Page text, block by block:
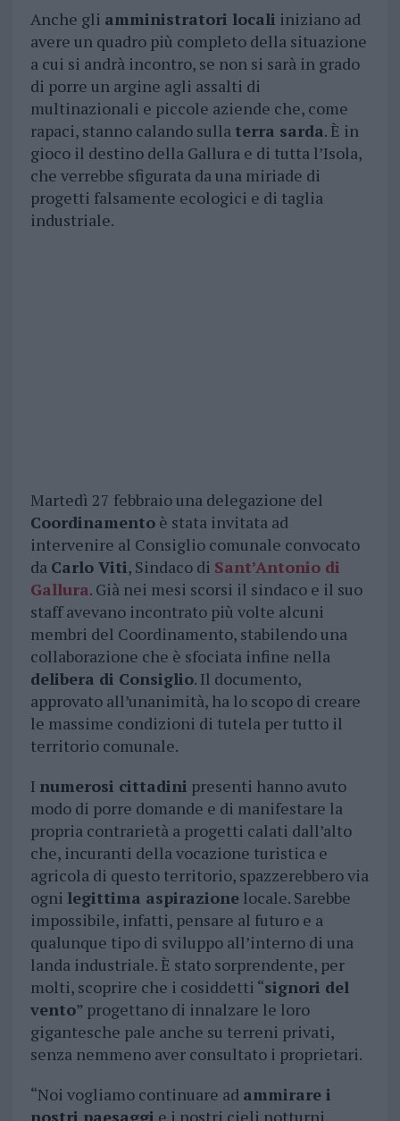
Anche gli amministratori locali iniziano ad
avere un quadro più completo della situazione
a cui si andrà incontro, se non si sarà in grado
di porre un argine agli assalti di
multinazionali e piccole aziende che, come
rapaci, stanno calando sulla terra sarda. È in
gioco il destino della Gallura e di tutta l’Isola,
che verrebbe sfigurata da una miriade di
progetti falsamente ecologici e di taglia
industriale.
Martedì 27 febbraio una delegazione del
Coordinamentoè stata invitata ad
intervenire al Consiglio comunale convocato
da Carlo Viti, Sindaco di Sant’Antonio di
Gallura. Già nei mesi scorsi il sindaco e il suo
staff avevano incontrato più volte alcuni
membri del Coordinamento, stabilendo una
collaborazione che è sfociata infine nella
delibera di Consiglio. Il documento,
approvato all’unanimità, ha lo scopo di creare
le massime condizioni di tutela per tutto il
territorio comunale.
I numerosi cittadini presenti hanno avuto
modo di porre domande e di manifestare la
propria contrarietà a progetti calati dall’alto
che, incuranti della vocazione turistica e
agricola di questo territorio, spazzerebbero via
ogni legittima aspirazionelocale. Sarebbe
impossibile, infatti, pensare al futuro e a
qualunque tipo di sviluppo all’interno di una
landa industriale. È stato sorprendente, per
molti, scoprire che i cosiddetti “signori del
vento” progettano di innalzare le loro
gigantesche pale anche su terreni privati,
senza nemmeno aver consultato i proprietari.
“Noi vogliamo continuare ad ammirare i